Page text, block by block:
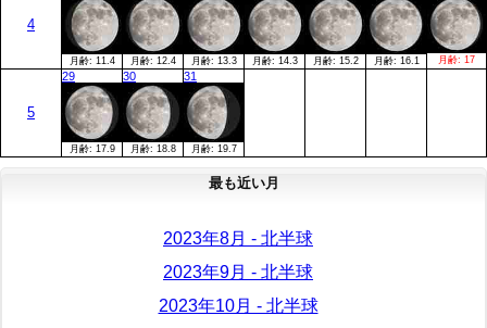
4
月齢: 11.4 月齢: 12.4 月齢: 13.3 月齢: 14.3 月齢: 15.2 月齢: 16.1 月齢: 17
5
29
月齢: 17.9
30
月齢: 18.8
31
月齢: 19.7
最も近い月
2023年8月 - 北半球
2023年9月 - 北半球
2023年10月 - 北半球